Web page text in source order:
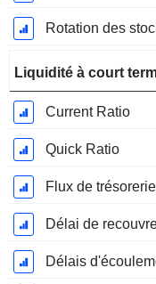
Rotation des
Liquidité à court
Current Ratio
Quick Ratio